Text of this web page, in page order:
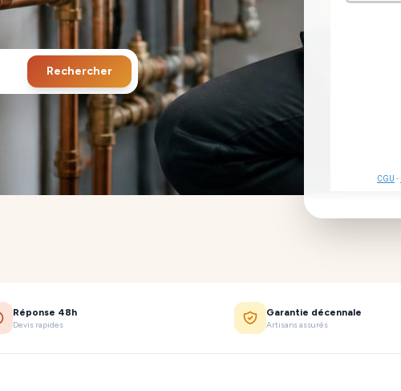
Rechercher
CGU -
Réponse 48h
Devis rapides
Garantie décennale
Artisans assurés